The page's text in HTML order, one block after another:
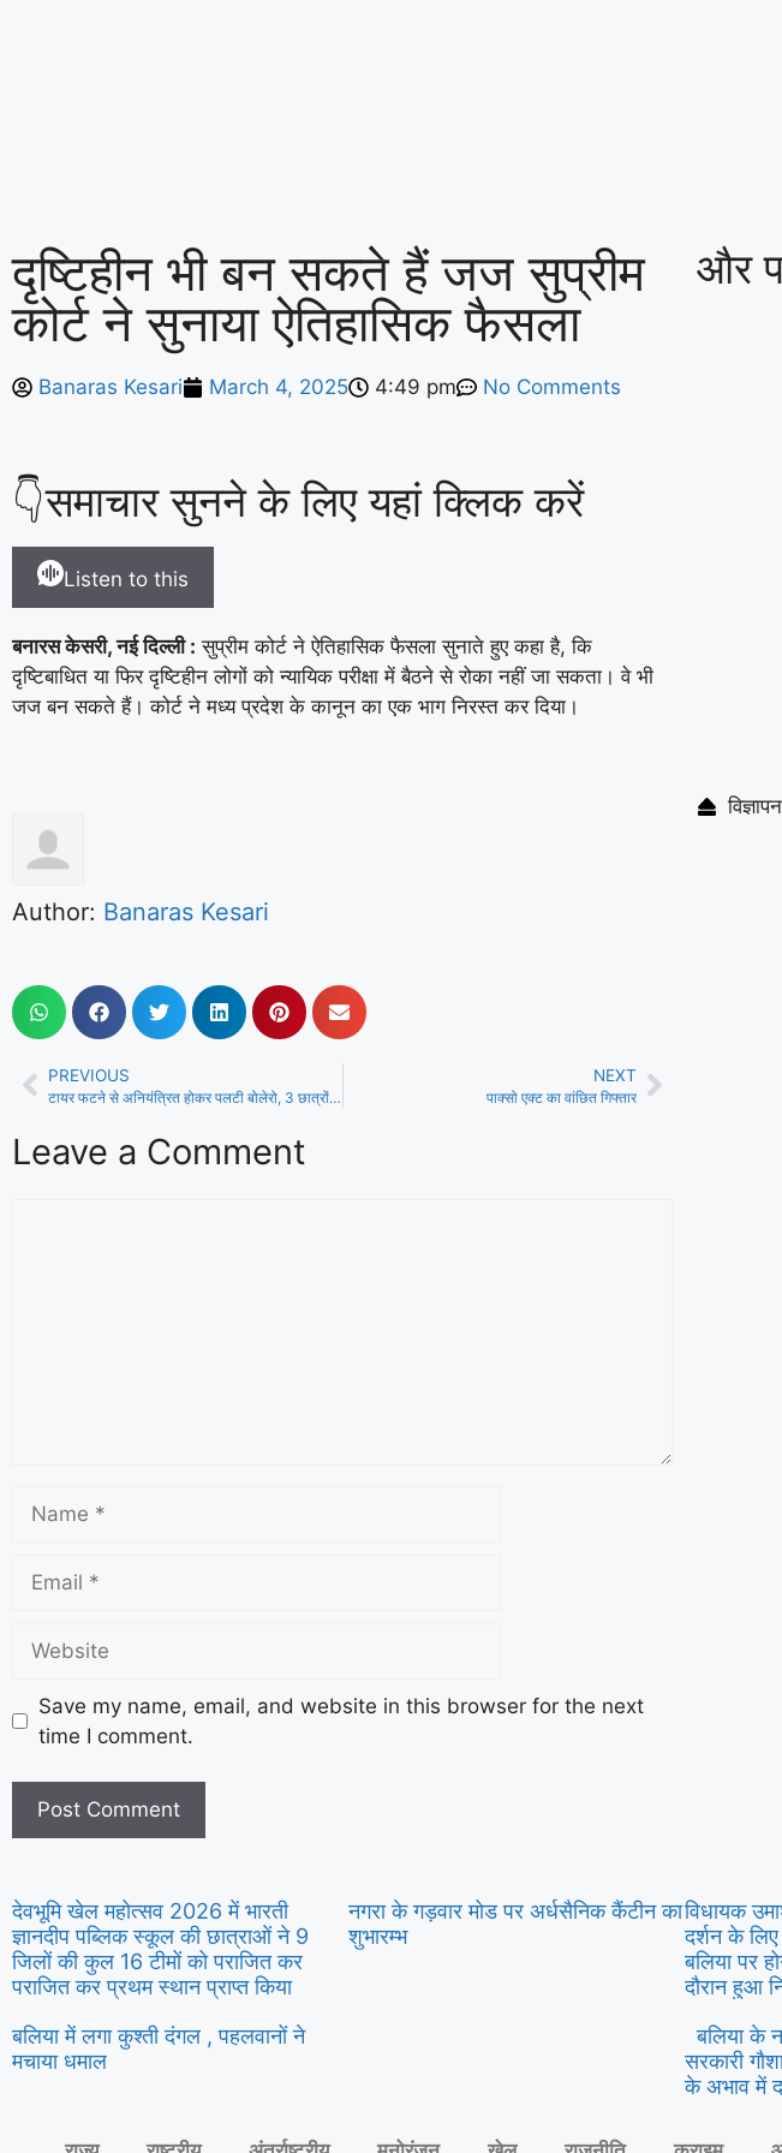
दृष्टिहीन भी बन सकते हैं जज सुप्रीम
कोर्ट ने सुनाया ऐतिहासिक फैसला
Banaras Kesari March 4, 2025 4:49 pm No Comments
👇समाचार सुनने के लिए यहां क्लिक करें
Listen to this
बनारस केसरी, नई दिल्ली : सुप्रीम कोर्ट ने ऐतिहासिक फैसला सुनाते हुए कहा है, कि
दृष्टिबाधित या फिर दृष्टिहीन लोगों को न्यायिक परीक्षा में बैठने से रोका नहीं जा सकता। वे भी
जज बन सकते हैं। कोर्ट ने मध्य प्रदेश के कानून का एक भाग निरस्त कर दिया।
Author: Banaras Kesari
PREVIOUS
टायर फटने से अनियंत्रित होकर पलटी बोलेरो, 3 छात्रों की मौत
NEXT
पाक्सो एक्ट का वांछित गिफ्तार
Leave a Comment
Save my name, email, and website in this browser for the next
time I comment.
और
विज्ञापन
देवभूमि खेल महोत्सव 2026 में भारती
ज्ञानदीप पब्लिक स्कूल की छात्राओं ने 9
जिलों की कुल 16 टीमों को पराजित कर
पराजित कर प्रथम स्थान प्राप्त किया
नगरा के गड़वार मोड पर अर्धसैनिक कैंटीन का
शुभारम्भ
विधायक
दर्शन के
बलिया पर
दौरान हुआ
बलिया में लगा कुश्ती दंगल , पहलवानों ने
मचाया धमाल
बलिया के
सरकारी
के अभाव में